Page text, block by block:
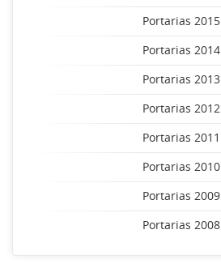
Portarias 2015
Portarias 2014
Portarias 2013
Portarias 2012
Portarias 2011
Portarias 2010
Portarias 2009
Portarias 2008